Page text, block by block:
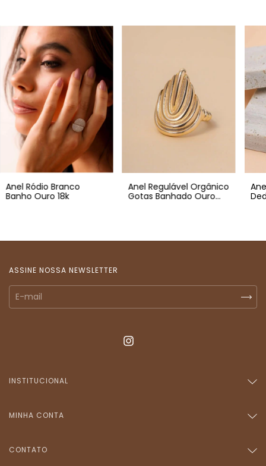
Anel Ródio Branco
Banho Ouro 18k
Anel Regulável Orgânico
Gotas Banhado Ouro
ASSINE NOSSA NEWSLETTER
INSTITUCIONAL
MINHA CONTA
CONTATO